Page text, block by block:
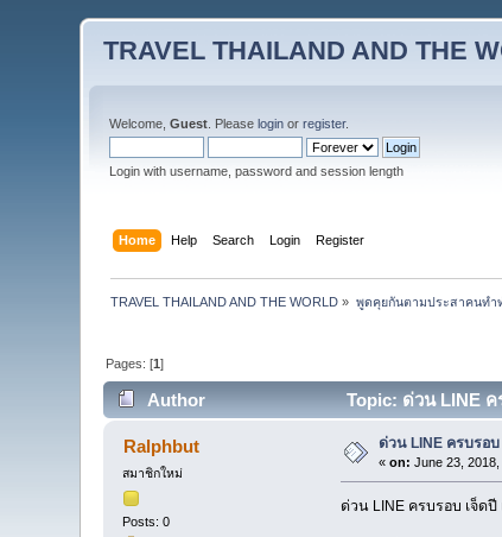
TRAVEL THAILAND AND THE
Welcome,Guest . Pleaselogin orregister.
Login with username, password and session length
Home Help Search Login Register
TRAVEL THAILAND AND THE WORLD » พูดคุยกันตามประสาคนทำ
Pages: [1]
Author Topic: ด่วน LINE
Ralphbut
สมาชิกใหม่
Posts: 0
ด่วน LINE ครบรอ
«on: June 23,
ด่วน LINE ครบรอบ เจ็ด